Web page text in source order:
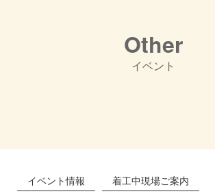
Other
イベント
イベント情報 着工中現場ご案内